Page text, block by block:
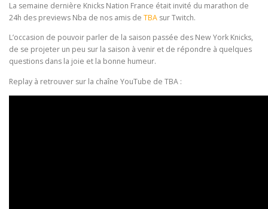
La semaine dernière Knicks Nation France était invité du marathon de
24h des previews Nba de nos amis de TBA sur Twitch.
L’occasion de pouvoir parler de la saison passée des New York Knicks,
de se projeter un peu sur la saison à venir et de répondre à quelques
questions dans la joie et la bonne humeur.
Replay à retrouver sur la chaîne YouTube de TBA :